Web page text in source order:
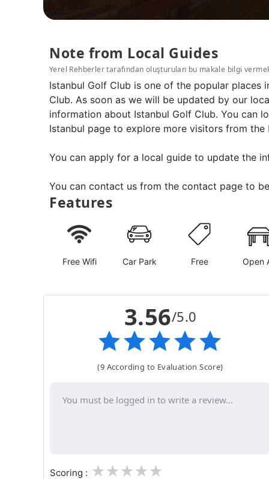
Note from Local Guides
Yerel Rehberler tarafından oluşturulan bu makale bilgi
Istanbul Golf Club is one of the popular
Club. As soon as we will be updated by our
information about Istanbul Golf Club. You can
Istanbul page to explore more visitors from the
You can apply for a local guide to update the
You can contact us from the contact page to
Features
Free Wifi Car Park Free Open
3.56/5.0
(9 According to Evaluation Score)
Scoring : 3
2
1